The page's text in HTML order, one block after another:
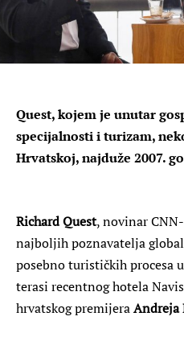
Quest, kojem je unutar
specijalnosti i turizam,
Hrvatskoj, najduže 2007.
Richard Quest, novinar
najboljih poznavatelja
posebno turističkih procesa
terasi recentnog hotela
hrvatskog premijeraAndreja